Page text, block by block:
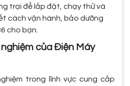
trại để lắp đặt, chạy thử và
cách vận hành, bảo dưỡng
cho bạn.
nghiệm của Điện Máy
trong lĩnh vực cung cấp